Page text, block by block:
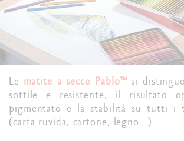
Le matite a secco Pablo™si
sottile e resistente, il risultato
pigmentato e la stabilità su tutti i
(carta ruvida, cartone, legno...).